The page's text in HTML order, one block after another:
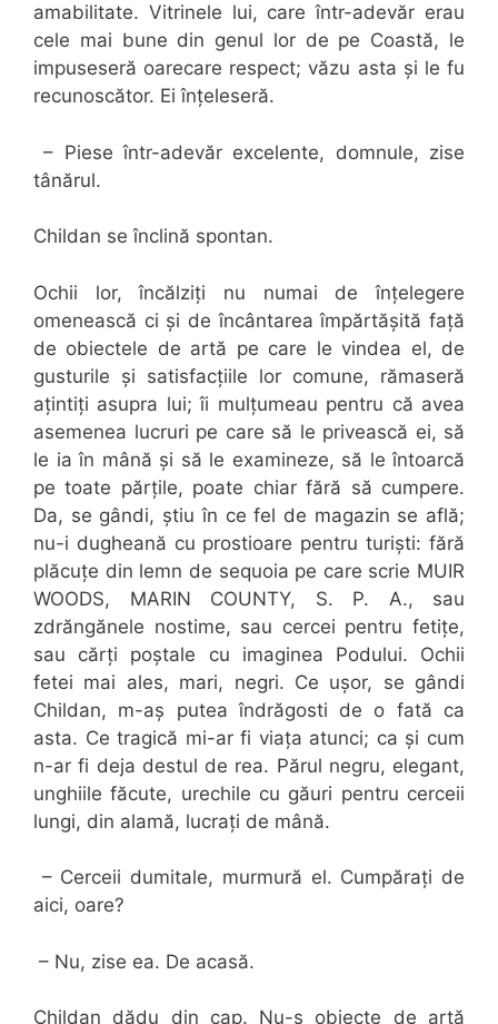
amabilitate. Vitrinele lui, care într-adevăr erau
cele mai bune din genul lor de pe Coastă, le
impuseseră oarecare respect; văzu asta și le fu
recunoscător. Ei înțeleseră.
– Piese într-adevăr excelente, domnule, zise
tânărul.
Childan se înclină spontan.
Ochii lor, încălziți nu numai de înțelegere
omenească ci și de încântarea împărtășită față
de obiectele de artă pe care le vindea el, de
gusturile și satisfacțiile lor comune, rămaseră
ațintiți asupra lui; îi mulțumeau pentru că avea
asemenea lucruri pe care să le privească ei, să
le ia în mână și să le examineze, să le întoarcă
pe toate părțile, poate chiar fără să cumpere.
Da, se gândi, știu în ce fel de magazin se află;
nu-i dugheană cu prostioare pentru turiști: fără
plăcuțe din lemn de sequoia pe care scrie MUIR
WOODS, MARIN COUNTY, S. P. A., sau
zdrăngănele nostime, sau cercei pentru fetițe,
sau cărți poștale cu imaginea Podului. Ochii
fetei mai ales, mari, negri. Ce ușor, se gândi
Childan, m-aș putea îndrăgosti de o fată ca
asta. Ce tragică mi-ar fi viața atunci; ca și cum
n-ar fi deja destul de rea. Părul negru, elegant,
unghiile făcute, urechile cu găuri pentru cerceii
lungi, din alamă, lucrați de mână.
– Cerceii dumitale, murmură el. Cumpărați de
aici, oare?
– Nu, zise ea. De acasă.
Childan dădu din cap. Nu-s obiecte de artă